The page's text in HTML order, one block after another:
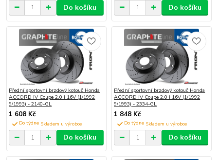
Do košíku Do košíku
Přední sportovní brzdový kotouč Honda
ACCORD IV Coupe 2.0 i 16V (1/1992
9/1993) - 2140-GL
1 608 Kč
Do týdne
Do košíku
Přední sportovní brzdový kotouč Honda
ACCORD IV Coupe 2.0 i 16V (1/1992
9/1993) - 2334-GL
1 848 Kč
Do týdne
Do košíku